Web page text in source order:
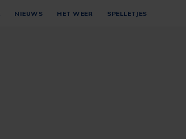
NIEUWS HET WEER SPELLETJES